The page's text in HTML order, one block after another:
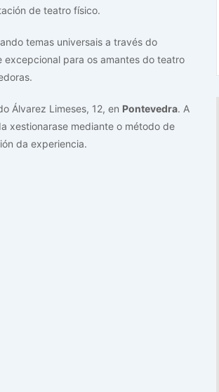
de teatro físico.
temas universais a través do
excepcional para os amantes do teatro
Álvarez Limeses, 12, en Pontevedra. A
xestionarase mediante o método de
da experiencia.